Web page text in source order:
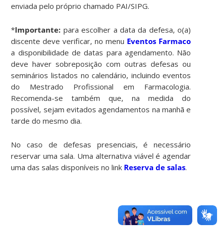
enviada pelo próprio chamado PAI/SIPG.
*Importante: para escolher a data da defesa, o(a)
discente deve verificar, no menu Eventos Farmaco
a disponibilidade de datas para agendamento. Não
deve haver sobreposição com outras defesas ou
seminários listados no calendário, incluindo eventos
do Mestrado Profissional em Farmacologia.
Recomenda-se também que, na medida do
possível, sejam evitados agendamentos na manhã e
tarde do mesmo dia.
No caso de defesas presenciais, é necessário
reservar uma sala. Uma alternativa viável é agendar
uma das salas disponíveis no link Reserva de salas.